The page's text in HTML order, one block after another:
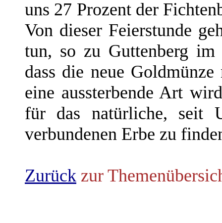
uns 27 Prozent der
Von dieser Feierstunde
tun, so zu Guttenberg
dass die neue
eine aussterbende Art
für das natürliche, seit
verbundenen Erbe zu
Zurück zur